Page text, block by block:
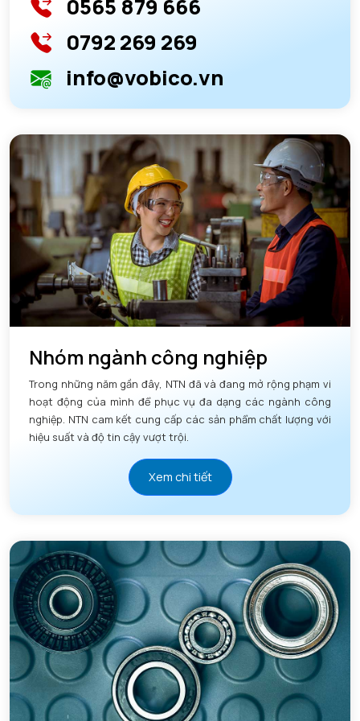
0565 879 666
0792 269 269
info@vobico.vn
Nhóm ngành công nghiệp
Trong những năm gần đây, NTN đã và đang mở rộng phạm vi
hoạt động của mình để phục vụ đa dạng các ngành công
nghiệp. NTN cam kết cung cấp các sản phẩm chất lượng với
hiệu suất và độ tin cậy vượt trội.
Xem chi tiết